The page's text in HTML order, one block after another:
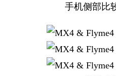
手机侧部比